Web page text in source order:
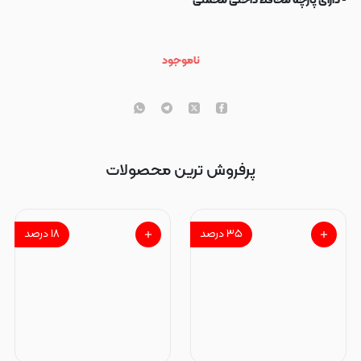
ناموجود
پرفروش ترین محصولات
۳۵درصد ۱۸درصد